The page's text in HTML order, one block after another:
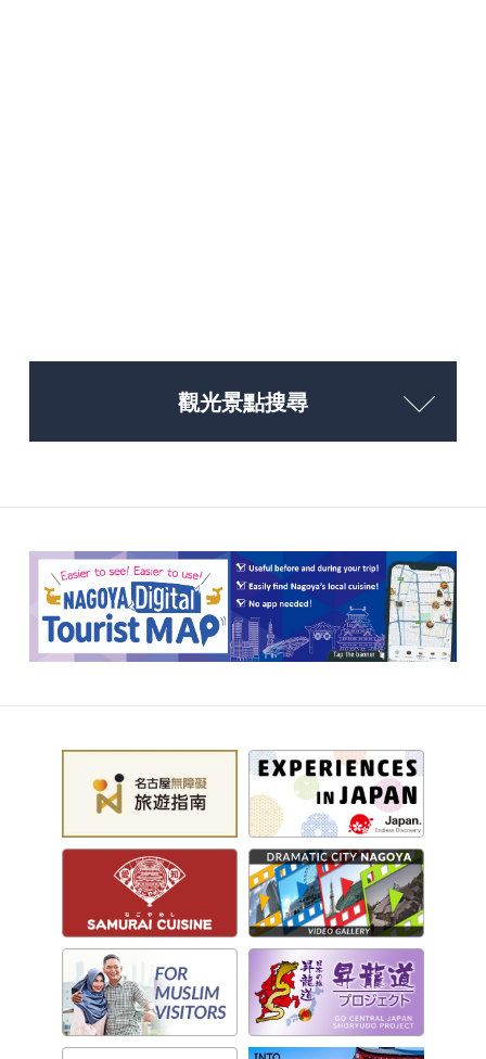
觀光景點搜尋